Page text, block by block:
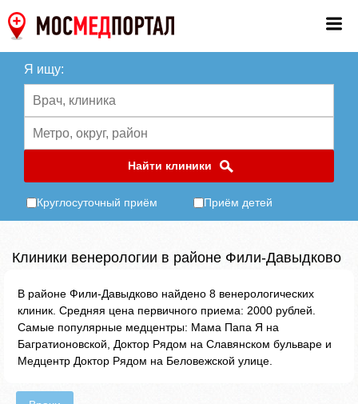
Я ищу:
Найти клиники
Круглосуточный приём Приём детей
Клиники венерологии в районе Фили-Давыдково
В районе Фили-Давыдково найдено 8 венерологических
клиник. Средняя цена первичного приема: 2000 рублей.
Самые популярные медцентры: Мама Папа Я на
Багратионовской, Доктор Рядом на Славянском бульваре и
Медцентр Доктор Рядом на Беловежской улице.